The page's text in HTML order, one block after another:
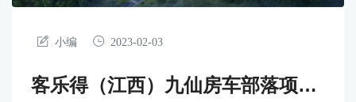
小编 2023-02-03
客乐得（江西）九仙房车部落项目